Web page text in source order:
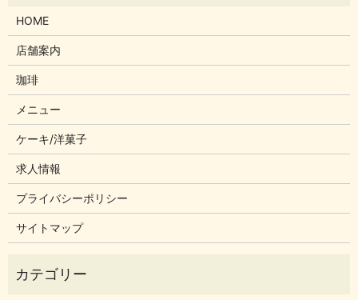
HOME
店舗案内
珈琲
メニュー
ケーキ/洋菓子
求人情報
プライバシーポリシー
サイトマップ